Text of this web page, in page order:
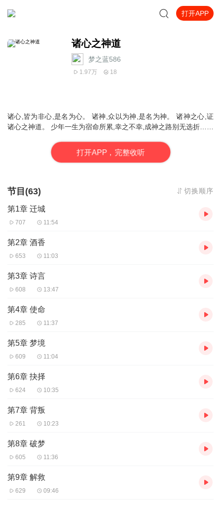
打开APP
诸心之神道
梦之蓝586
1.97万 18
诸心,皆为非心,是名为心。 诸神,众以为神,是名为神。 诸神之心,证
诸心之神道。 少年一生为宿命所累,幸之不幸,成神之路别无选折……
打开APP，完整收听
节目(63) 切换顺序
第1章 迁城
707 11:54
第2章 酒香
653 11:03
第3章 诗言
608 13:47
第4章 使命
285 11:37
第5章 梦境
609 11:04
第6章 抉择
624 10:35
第7章 背叛
261 10:23
第8章 破梦
605 11:36
第9章 解救
629 09:46